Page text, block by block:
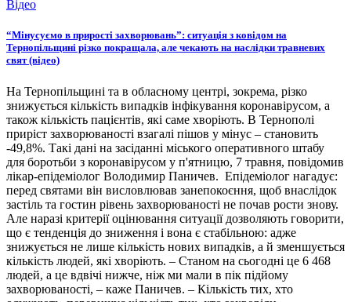
Відео
“Мінусуємо в прирості захворювань”: ситуація з ковідом на
Тернопільщині різко покращала, але чекають на наслідки травневих
свят (відео)
На Тернопільщині та в обласному центрі, зокрема, різко
знижується кількість випадків інфікування коронавірусом, а
також кількість пацієнтів, які саме хворіють. В Тернополі
приріст захворюваності взагалі пішов у мінус – становить
-49,8%. Такі дані на засіданні міського оперативного штабу
для боротьби з коронавірусом у п'ятницю, 7 травня, повідомив
лікар-епідеміолог Володимир Паничев. Епідеміолог нагадує:
перед святами він висловлював занепокоєння, щоб внаслідок
застіль та гостин рівень захворюваності не почав рости знову.
Але наразі критерії оцінювання ситуації дозволяють говорити,
що є тенденція до зниження і вона є стабільною: адже
знижується не лише кількість нових випадків, а й зменшується
кількість людей, які хворіють. – Станом на сьогодні це 6 468
людей, а це вдвічі нижче, ніж ми мали в пік підйому
захворюваності, – каже Паничев. – Кількість тих, хто